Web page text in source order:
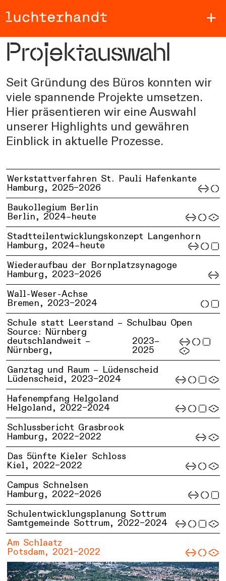
Projektauswahl
Seit Gründung des Büros konnten wir
viele spannende Projekte umsetzen.
Hier präsentieren wir eine Auswahl
unserer Highlights und gewähren
Einblick in aktuelle Prozesse.
Werkstattverfahren St. Pauli Hafenkante
Hamburg, 2025–2026
Baukollegium Berlin
Berlin, 2024–heute
Stadtteilentwicklungskonzept Langenhorn
Hamburg, 2024–heute
Wiederaufbau der Bornplatzsynagoge
Hamburg, 2023–2026
Wall-Weser-Achse
Bremen, 2023–2024
Schule statt Leerstand – Schulbau Open
Source: Nürnberg
deutschlandweit –
Nürnberg,
2023–
2025
Ganztag und Raum – Lüdenscheid
Lüdenscheid, 2023–2024
Hafenempfang Helgoland
Helgoland, 2022–2024
Schlussbericht Grasbrook
Hamburg, 2022–2022
Das 5ünfte Kieler Schloss
Kiel, 2022–2022
Campus Schnelsen
Hamburg, 2022–2026
Schulentwicklungsplanung Sottrum
Samtgemeinde Sottrum, 2022–2024
Am Schlaatz
Potsdam, 2021–2022